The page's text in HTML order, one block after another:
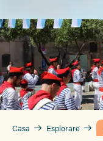
Casa Esplorare